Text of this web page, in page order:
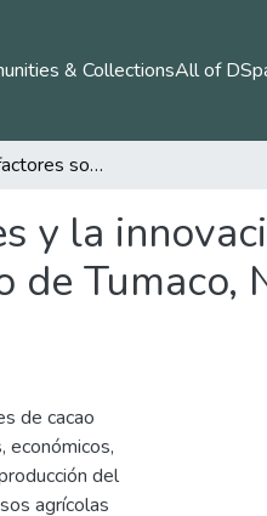
& CollectionsAll of
Efectos de los factores socioeconómicos, ambientales y la innovación en la sostenibilidad del cultivo de Cacao en el Municipio de Tumaco, Nariño - Colombia
y la
Tumaco,
de cacao
del
agrícolas